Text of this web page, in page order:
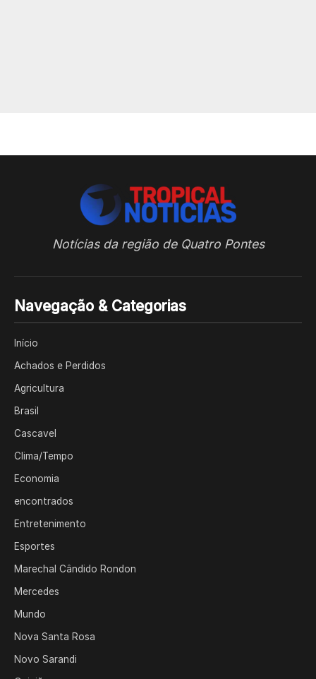
Notícias da região de Quatro Pontes
Navegação & Categorias
Início
Achados e Perdidos
Agricultura
Brasil
Cascavel
Clima/Tempo
Economia
encontrados
Entretenimento
Esportes
Marechal Cândido Rondon
Mercedes
Mundo
Nova Santa Rosa
Novo Sarandi